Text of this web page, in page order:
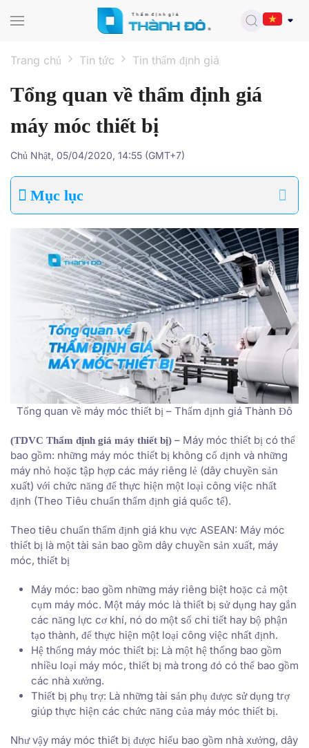
Trang chủ Tin tức Tin thẩm định giá
Tổng quan về thẩm định giá
máy móc thiết bị
Chủ Nhật, 05/04/2020, 14:55 (GMT+7)
Mục lục
Tổng quan về máy móc thiết bị – Thẩm định giá Thành Đô
(TDVC Thẩm định giá máy thiết bị) – Máy móc thiết bị có thể
bao gồm: những máy móc thiết bị không cố định và những
máy nhỏ hoặc tập hợp các máy riêng lẻ (dây chuyền sản
xuất) với chức năng để thực hiện một loại công việc nhất
định (Theo Tiêu chuẩn thẩm định giá quốc tế).
Theo tiêu chuẩn thẩm định giá khu vực ASEAN: Máy móc
thiết bị là một tài sản bao gồm dây chuyền sản xuất, máy
móc, thiết bị
Máy móc: bao gồm những máy riêng biệt hoặc cả một
cụm máy móc. Một máy móc là thiết bị sử dụng hay gắn
các năng lực cơ khí, nó do một số chi tiết hay bộ phận
tạo thành, để thực hiện một loại công việc nhất định.
Hệ thống máy móc thiết bị: Là một hệ thống bao gồm
nhiều loại máy móc, thiết bị mà trong đó có thể bao gồm
các nhà xưởng.
Thiết bị phụ trợ: Là những tài sản phụ được sử dụng trợ
giúp thực hiện các chức năng của máy móc thiết bị.
Như vậy máy móc thiết bị được hiểu bao gồm nhà xưởng, dây